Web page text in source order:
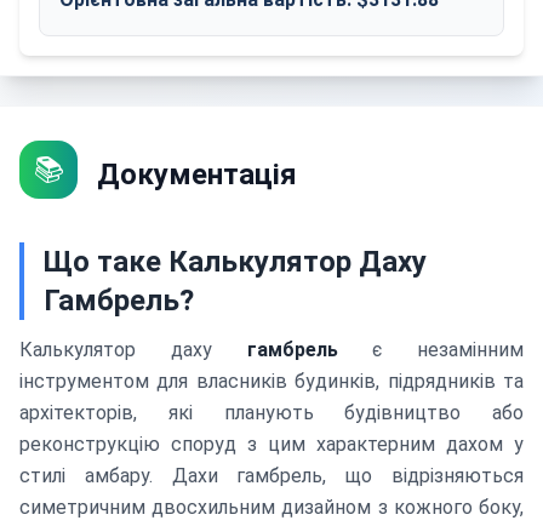
📚 Документація
Що таке Калькулятор Даху
Гамбрель?
Калькулятор даху гамбрельє незамінним
інструментом для власників будинків, підрядників та
архітекторів, які планують будівництво або
реконструкцію споруд з цим характерним дахом у
стилі амбару. Дахи гамбрель, що відрізняються
симетричним двосхильним дизайном з кожного боку,